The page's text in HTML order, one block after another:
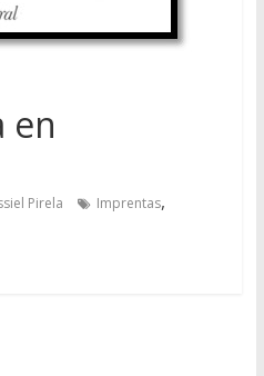
en
Pirela Imprentas,